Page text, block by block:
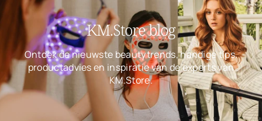
KM.Store blog
Ontdek de nieuwste beautytrends, handige tips,
productadvies en inspiratie van de experts van
KM.Store.